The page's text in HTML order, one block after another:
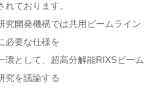
ております。
究開発機構では共用ビームライン
必要な仕様を
環として、超高分解能RIXSビーム
究を議論する